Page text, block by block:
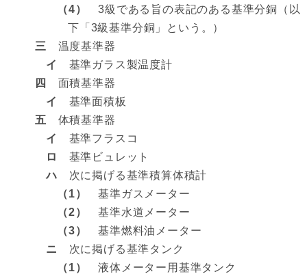
（4）
3級である旨の表記のある基準分銅（以
下「3級基準分銅」という。）
三
温度基準器
イ
基準ガラス製温度計
四
面積基準器
イ
基準面積板
五 体積基準器
イ
基準フラスコ
ロ
基準ビュレット
ハ 次に掲げる基準積算体積計
（1）
基準ガスメーター
（2）
基準水道メーター
（3）
基準燃料油メーター
ニ
次に掲げる基準タンク
（1）
液体メーター用基準タンク